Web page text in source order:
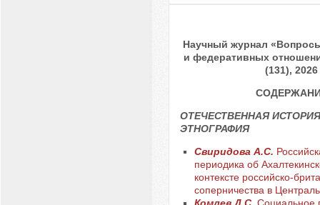
Научный журнал
и федеративных
(131), 2026
ОТЕЧЕСТВЕННАЯ
ЭТНОГРАФИЯ
Свиридова А.С.
периодика об
контексте российско-
соперничества в